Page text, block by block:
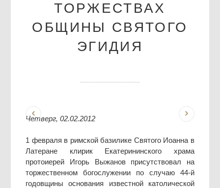
ТОРЖЕСТВАХ
ОБЩИНЫ СВЯТОГО
ЭГИДИЯ
Четверг, 02.02.2012
1 февраля в римской базилике Святого Иоанна в
Латеране клирик Екатерининского храма
протоиерей Игорь Выжанов присутствовал на
торжественном богослужении по случаю 44-й
годовщины основания известной католической